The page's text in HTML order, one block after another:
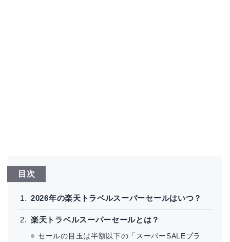
目次
2026年の楽天トラベルスーパーセールはいつ？
楽天トラベルスーパーセールとは？
セールの目玉は半額以下の「スーパーSALEプラ